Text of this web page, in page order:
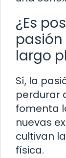
¿Es
largo
Sí, la
perdurar
fomenta
nuevas
cultivan
física.